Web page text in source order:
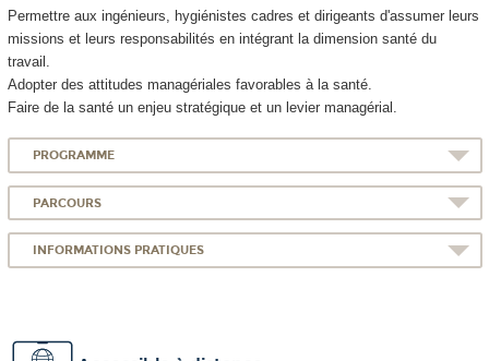
Permettre aux ingénieurs, hygiénistes cadres et dirigeants d'assumer leurs
missions et leurs responsabilités en intégrant la dimension santé du
travail.
Adopter des attitudes managériales favorables à la santé.
Faire de la santé un enjeu stratégique et un levier managérial.
PROGRAMME
PARCOURS
INFORMATIONS PRATIQUES